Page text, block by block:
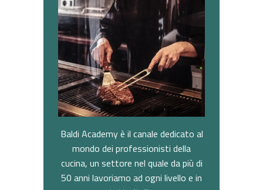
Baldi Academy è il canale dedicato al
mondo dei professionisti della
cucina, un settore nel quale da più di
50 anni lavoriamo ad ogni livello e in